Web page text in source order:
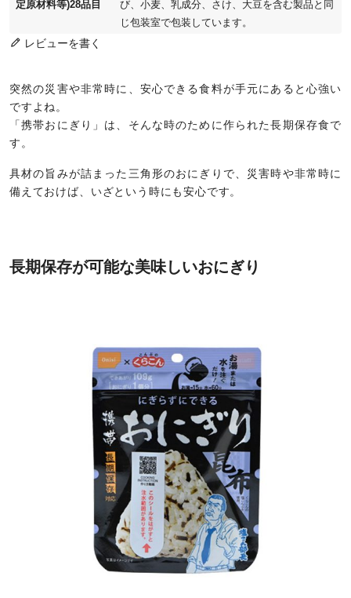
定原材料等)28品目
び、小麦、乳成分、さけ、大豆を含む製品と同
じ包装室で包装しています。
レビューを書く
突然の災害や非常時に、安心できる食料が手元にあると心強い
ですよね。
「携帯おにぎり」は、そんな時のために作られた長期保存食で
す。
具材の旨みが詰まった三角形のおにぎりで、災害時や非常時に
備えておけば、いざという時にも安心です。
長期保存が可能な美味しいおにぎり